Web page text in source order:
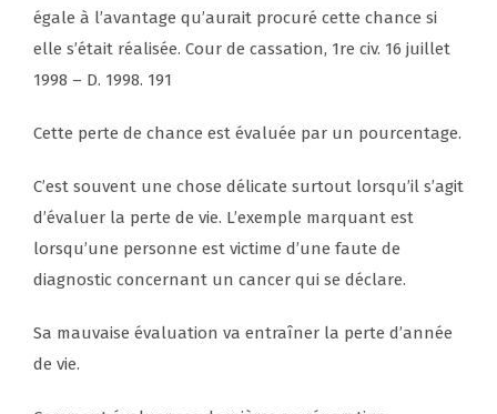
égale à l’avantage qu’aurait procuré cette chance si
elle s’était réalisée. Cour de cassation, 1re civ. 16 juillet
1998 – D. 1998. 191
Cette perte de chance est évaluée par un pourcentage.
C’est souvent une chose délicate surtout lorsqu’il s’agit
d’évaluer la perte de vie. L’exemple marquant est
lorsqu’une personne est victime d’une faute de
diagnostic concernant un cancer qui se déclare.
Sa mauvaise évaluation va entraîner la perte d’année
de vie.